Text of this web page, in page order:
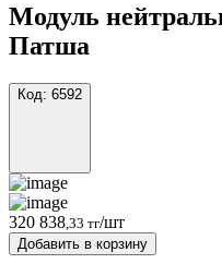
Модуль
Патша
Код: 6592
320 838 ,33 тг/шт
Добавить в корзину